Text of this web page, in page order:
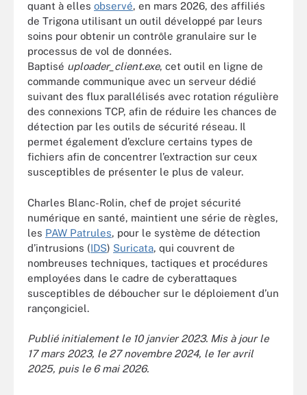
quant à elles observé, en mars 2026, des affiliés
de Trigona utilisant un outil développé par leurs
soins pour obtenir un contrôle granulaire sur le
processus de vol de données.
Baptisé uploader_client.exe, cet outil en ligne de
commande communique avec un serveur dédié
suivant des flux parallélisés avec rotation régulière
des connexions TCP, afin de réduire les chances de
détection par les outils de sécurité réseau. Il
permet également d’exclure certains types de
fichiers afin de concentrer l’extraction sur ceux
susceptibles de présenter le plus de valeur.
Charles Blanc-Rolin, chef de projet sécurité
numérique en santé, maintient une série de règles,
les PAW Patrules, pour le système de détection
d’intrusions (IDS) Suricata, qui couvrent de
nombreuses techniques, tactiques et procédures
employées dans le cadre de cyberattaques
susceptibles de déboucher sur le déploiement d’un
rançongiciel.
Publié initialement le 10 janvier 2023. Mis à jour le
17 mars 2023, le 27 novembre 2024, le 1er avril
2025, puis le 6 mai 2026.